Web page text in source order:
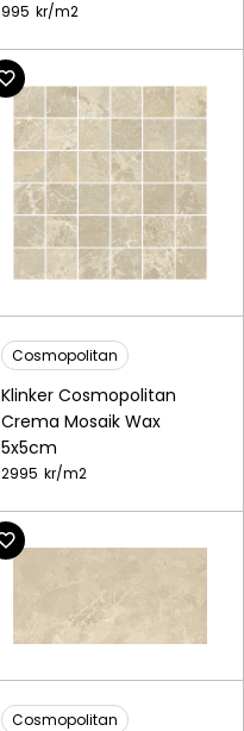
995 kr/m2
Cosmopolitan
Klinker Cosmopolitan
Crema Mosaik Wax
5x5cm
2995 kr/m2
Cosmopolitan